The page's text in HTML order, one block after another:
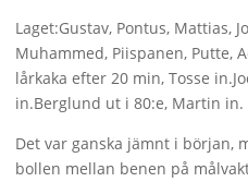
Laget:Gustav, Pontus, Mattias,
Muhammed, Piispanen, Putte,
lårkaka efter 20 min, Tosse
in.Berglund ut i 80:e, Martin in.
Det var ganska jämnt i början,
bollen mellan benen på